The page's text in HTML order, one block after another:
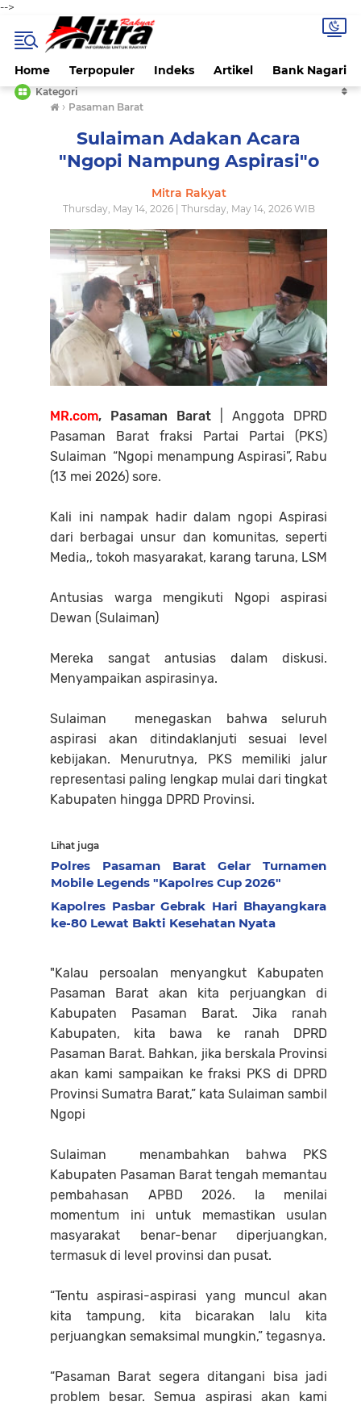
-->
Home Terpopuler Indeks Artikel Bank Nagari
Kategori
› Pasaman Barat
Sulaiman Adakan Acara
"Ngopi Nampung Aspirasi"o
Mitra Rakyat
Thursday, May 14, 2026 | Thursday, May 14, 2026 WIB
MR.com, Pasaman Barat | Anggota DPRD
Pasaman Barat fraksi Partai Partai (PKS)
Sulaiman “Ngopi menampung Aspirasi”, Rabu
(13 mei 2026) sore.
‎Kali ini nampak hadir dalam ngopi Aspirasi
dari berbagai unsur dan komunitas, seperti
Media,, tokoh masyarakat, karang taruna, LSM
‎Antusias warga mengikuti Ngopi aspirasi
Dewan (Sulaiman)
‎Mereka sangat antusias dalam diskusi.
Menyampaikan aspirasinya.
‎Sulaiman menegaskan bahwa seluruh
aspirasi akan ditindaklanjuti sesuai level
kebijakan. Menurutnya, PKS memiliki jalur
representasi paling lengkap mulai dari tingkat
Kabupaten hingga DPRD Provinsi.
Lihat juga
Polres Pasaman Barat Gelar Turnamen
Mobile Legends "Kapolres Cup 2026"
Kapolres Pasbar Gebrak Hari Bhayangkara
ke-80 Lewat Bakti Kesehatan Nyata
"Kalau persoalan menyangkut Kabupaten
Pasaman Barat akan kita perjuangkan di
Kabupaten Pasaman Barat. Jika ranah
Kabupaten, kita bawa ke ranah DPRD
Pasaman Barat. Bahkan, jika berskala Provinsi
akan kami sampaikan ke fraksi PKS di DPRD
Provinsi Sumatra Barat,” kata Sulaiman sambil
Ngopi
‎Sulaiman menambahkan bahwa PKS
Kabupaten Pasaman Barat tengah memantau
pembahasan APBD 2026. Ia menilai
momentum ini untuk memastikan usulan
masyarakat benar-benar diperjuangkan,
termasuk di level provinsi dan pusat.
‎“Tentu aspirasi-aspirasi yang muncul akan
kita tampung, kita bicarakan lalu kita
perjuangkan semaksimal mungkin,” tegasnya.
‎“Pasaman Barat segera ditangani bisa jadi
problem besar. Semua aspirasi akan kami